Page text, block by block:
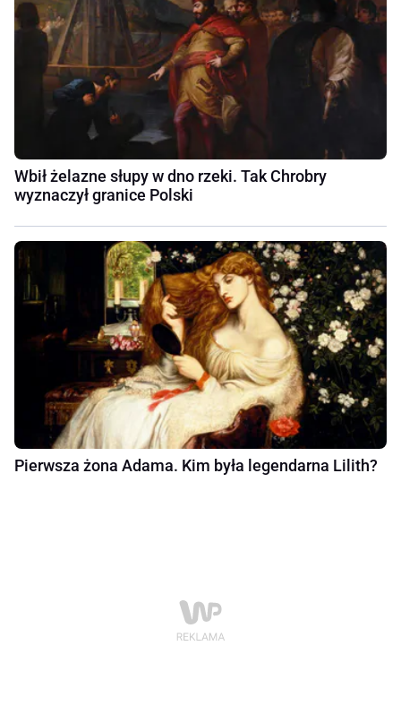
Wbił żelazne słupy w dno rzeki. Tak Chrobry
wyznaczył granice Polski
Pierwsza żona Adama. Kim była legendarna Lilith?